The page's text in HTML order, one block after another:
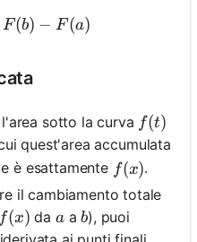
\int_a^b f(x) d x=F(b)-
F(b) − F(a)
sotto la curva f(t)
f(t)
quest'area accumulata
è esattamente f(x)
f(x).
il cambiamento totale
f(x)
f(x) da a
aab
b), puoi